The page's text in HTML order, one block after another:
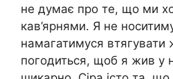
не думає про те, що ми
кав’ярнями. Я не
намагатимуся втягувати
погодиться, щоб я жив у